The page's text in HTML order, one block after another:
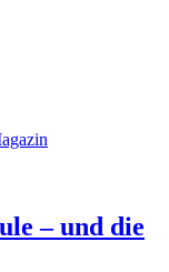
– und die